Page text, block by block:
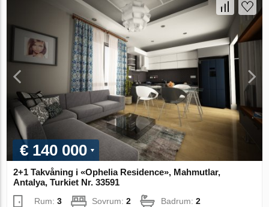
€ 140 000
2+1 Takvåning i «Ophelia Residence», Mahmutlar,
Antalya, Turkiet Nr. 33591
Rum:3 Sovrum:2 Badrum:2